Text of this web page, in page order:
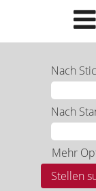
Nach
Nach
Mehr